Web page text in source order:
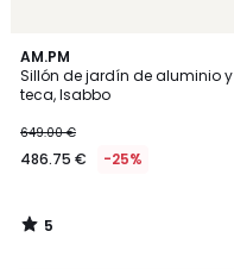
AM.PM
Sillón de jardín de aluminio y
teca, Isabbo
649.00 €
486.75 € -25%
5
/
5
5
/